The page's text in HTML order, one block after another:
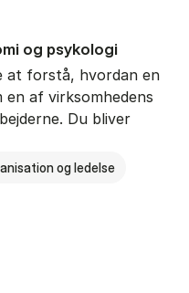
og psy­ko­lo­gi
at forstå, hvordan en
af virksomhedens
Du bliver
og ledelse
- erhvervs­økonomi og